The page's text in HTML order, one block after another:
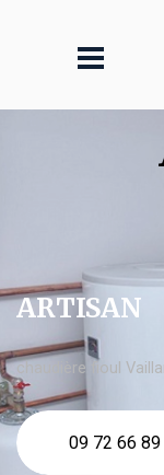
ARTISAN
chaudière fioul
09 72 66 89